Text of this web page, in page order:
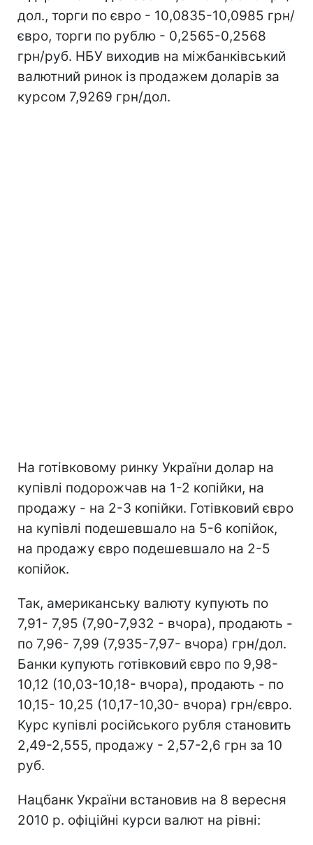
дол., торги по євро - 10,0835-10,0985 грн/
євро, торги по рублю - 0,2565-0,2568
грн/руб. НБУ виходив на міжбанківський
валютний ринок із продажем доларів за
курсом 7,9269 грн/дол.
На готівковому ринку України долар на
купівлі подорожчав на 1-2 копійки, на
продажу - на 2-3 копійки. Готівковий євро
на купівлі подешевшало на 5-6 копійок,
на продажу євро подешевшало на 2-5
копійок.
Так, американську валюту купують по
7,91- 7,95 (7,90-7,932 - вчора), продають -
по 7,96- 7,99 (7,935-7,97- вчора) грн/дол.
Банки купують готівковий євро по 9,98-
10,12 (10,03-10,18- вчора), продають - по
10,15- 10,25 (10,17-10,30- вчора) грн/євро.
Курс купівлі російського рубля становить
2,49-2,555, продажу - 2,57-2,6 грн за 10
руб.
Нацбанк України встановив на 8 вересня
2010 р. офіційні курси валют на рівні: